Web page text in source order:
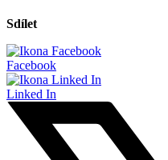
Sdílet
Facebook
Linked In